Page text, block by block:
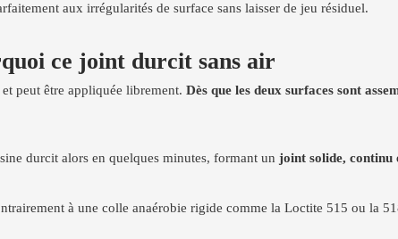
aux irrégularités de surface sans laisser de jeu résiduel.
ce joint durcit sans air
peut être appliquée librement. Dès que les deux surfaces sont
durcit alors en quelques minutes, formant un joint solide, continu
à une colle anaérobie rigide comme la Loctite 515 ou la